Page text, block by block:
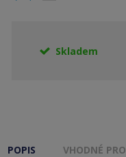
Skladem
POPIS VHODNÉ PRO